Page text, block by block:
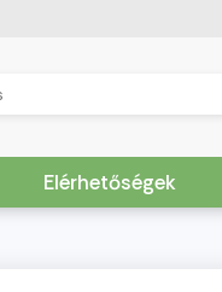
Elérhetőségek